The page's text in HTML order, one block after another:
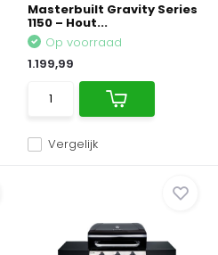
Masterbuilt Gravity Series
1150 – Hout...
Vergelijk
Op voorraad
1.199,99